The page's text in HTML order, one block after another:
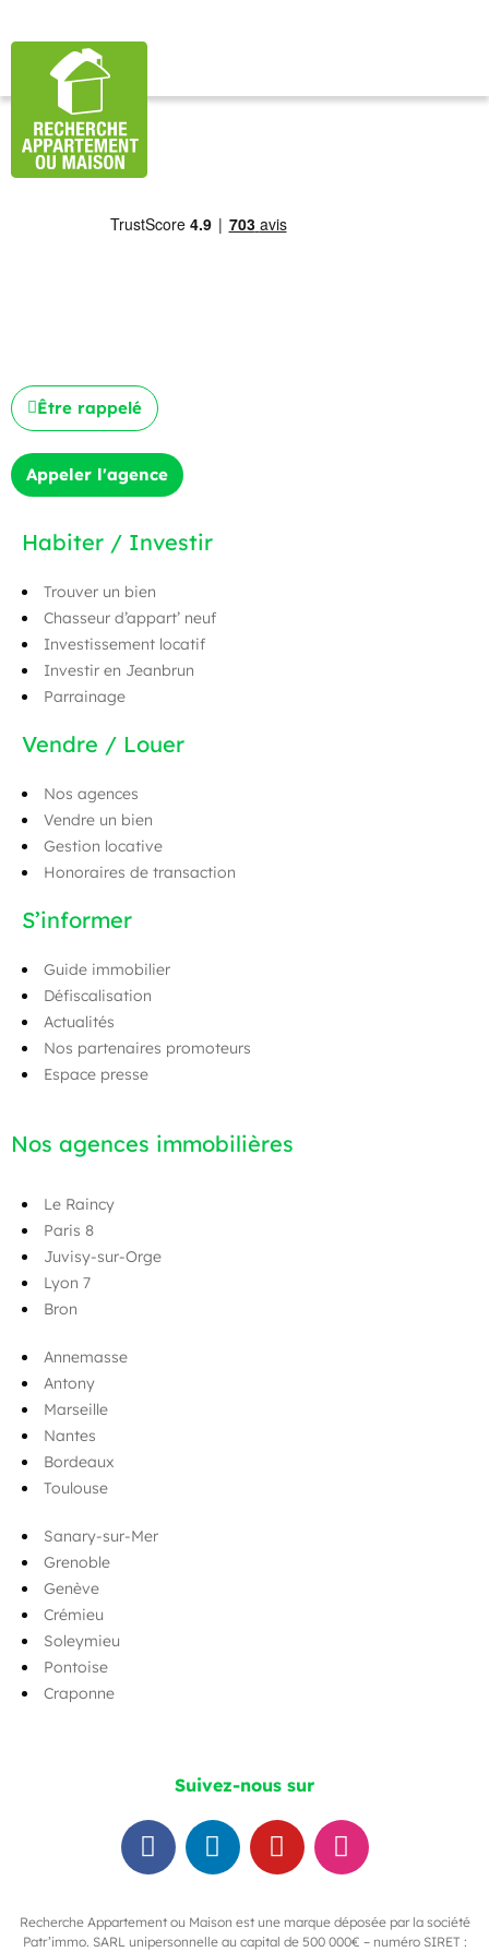
Être rappelé
Appeler l'agence
Habiter / Investir
Trouver un bien
Chasseur d’appart’ neuf
Investissement locatif
Investir en Jeanbrun
Parrainage
Vendre / Louer
Nos agences
Vendre un bien
Gestion locative
Honoraires de transaction
S’informer
Guide immobilier
Défiscalisation
Actualités
Nos partenaires promoteurs
Espace presse
Nos agences immobilières
Le Raincy
Paris 8
Juvisy-sur-Orge
Lyon 7
Bron
Annemasse
Antony
Marseille
Nantes
Bordeaux
Toulouse
Sanary-sur-Mer
Grenoble
Genève
Crémieu
Soleymieu
Pontoise
Craponne
Suivez-nous sur
Recherche Appartement ou Maison est une marque déposée par la société
Patr’immo. SARL unipersonnelle au capital de 500 000€ – numéro SIRET :